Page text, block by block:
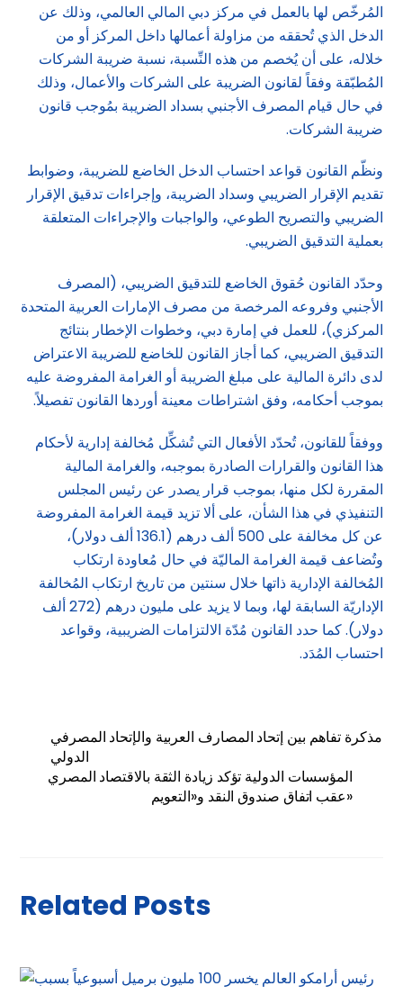
المُرخّص لها بالعمل في مركز دبي المالي العالمي، وذلك عن
الدخل الذي تُحققه من مزاولة أعمالها داخل المركز أو من
خلاله، على أن يُخصم من هذه النِّسبة، نسبة ضريبة الشركات
المُطبّقة وفقاً لقانون الضريبة على الشركات والأعمال، وذلك
في حال قيام المصرف الأجنبي بسداد الضريبة بمُوجب قانون
ضريبة الشركات.
ونظّم القانون قواعد احتساب الدخل الخاضع للضريبة، وضوابط
تقديم الإقرار الضريبي وسداد الضريبة، وإجراءات تدقيق الإقرار
الضريبي والتصريح الطوعي، والواجبات والإجراءات المتعلقة
بعملية التدقيق الضريبي.
وحدّد القانون حُقوق الخاضع للتدقيق الضريبي، (المصرف
الأجنبي وفروعه المرخصة من مصرف الإمارات العربية المتحدة
المركزي)، للعمل في إمارة دبي، وخطوات الإخطار بنتائج
التدقيق الضريبي، كما أجاز القانون للخاضع للضريبة الاعتراض
لدى دائرة المالية على مبلغ الضريبة أو الغرامة المفروضة عليه
بموجب أحكامه، وفق اشتراطات معينة أوردها القانون تفصيلاً.
ووفقاً للقانون، تُحدّد الأفعال التي تُشكِّل مُخالفة إدارية لأحكام
هذا القانون والقرارات الصادرة بموجبه، والغرامة المالية
المقررة لكل منها، بموجب قرار يصدر عن رئيس المجلس
التنفيذي في هذا الشأن، على ألا تزيد قيمة الغرامة المفروضة
عن كل مخالفة على 500 ألف درهم (136.1 ألف دولار)،
وتُضاعف قيمة الغرامة الماليّة في حال مُعاودة ارتكاب
المُخالفة الإدارية ذاتها خلال سنتين من تاريخ ارتكاب المُخالفة
الإداريّة السابقة لها، وبما لا يزيد على مليون درهم (272 ألف
دولار). كما حدد القانون مُدّة الالتزامات الضريبية، وقواعد
احتساب المُدَد.
مذكرة تفاهم بين إتحاد المصارف العربية والإتحاد المصرفي
الدولي
المؤسسات الدولية تؤكد زيادة الثقة بالاقتصاد المصري
عقب اتفاق صندوق النقد و«التعويم»
Related Posts